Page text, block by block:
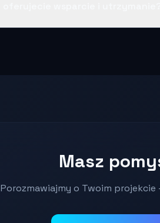
Masz
Porozmawiajmy o Twoim